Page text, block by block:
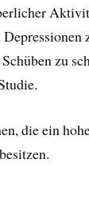
zu
die ein